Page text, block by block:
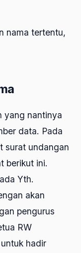
nama tertentu,
yang nantinya
data. Pada
surat undangan
berikut ini.
Yth.
akan
pengurus
RW
hadir